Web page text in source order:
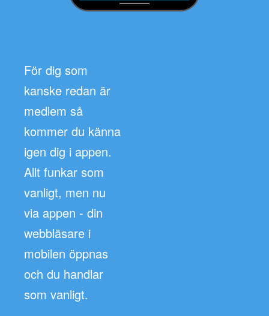
För dig som
kanske redan är
medlem så
kommer du känna
igen dig i appen.
Allt funkar som
vanligt, men nu
via appen - din
webbläsare i
mobilen öppnas
och du handlar
som vanligt.